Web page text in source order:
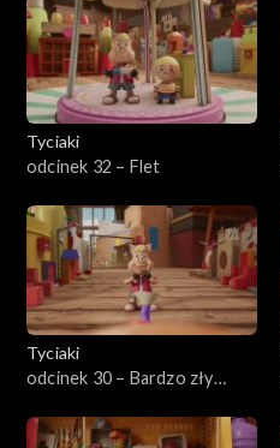
Tyciaki
odcinek 32 – Flet
Tyciaki
odcinek 30 – Bardzo zły